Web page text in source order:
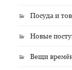
Посуда и
Новые
Вещи